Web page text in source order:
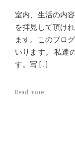
室内、生活の内
を拝見して頂け
ます。このブロ
いります。 私達
す。写 […]
Read more